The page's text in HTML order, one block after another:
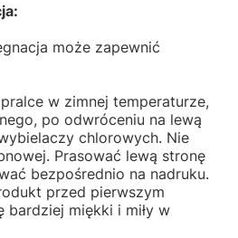
może zapewnić
w zimnej temperaturze,
po odwróceniu na lewą
chlorowych. Nie
Prasować lewą stronę
bezpośrednio na nadruku.
przed pierwszym
bardziej miękki i miły w